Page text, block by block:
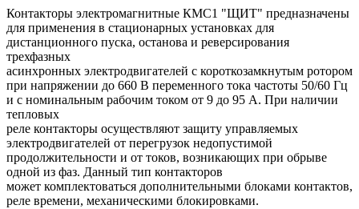
Контакторы электромагнитные КМС1 "ЩИТ" предназначены
для применения в стационарных установках для
дистанционного пуска, останова и реверсирования
трехфазных
асинхронных электродвигателей с короткозамкнутым ротором
при напряжении до 660 В переменного тока частоты 50/60 Гц
и с номинальным рабочим током от 9 до 95 А. При наличии
тепловых
реле контакторы осуществляют защиту управляемых
электродвигателей от перегрузок недопустимой
продолжительности и от токов, возникающих при обрыве
одной из фаз. Данный тип контакторов
может комплектоваться дополнительными блоками контактов,
реле времени, механическими блокировками.